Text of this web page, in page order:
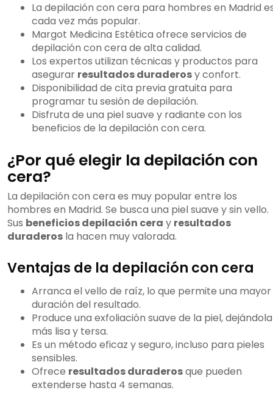
La depilación con cera para hombres en Madrid
cada vez más popular.
Margot Medicina Estética ofrece servicios de
depilación con cera de alta calidad.
Los expertos utilizan técnicas y productos para
asegurar resultados duraderosy confort.
Disponibilidad de cita previa gratuita para
programar tu sesión de depilación.
Disfruta de una piel suave y radiante con los
beneficios de la depilación con cera.
¿Por qué elegir la depilación con
cera?
La depilación con cera es muy popular entre los
hombres en Madrid. Se busca una piel suave y sin vello.
Sus beneficios depilación cera y resultados
duraderos la hacen muy valorada.
Ventajas de la depilación con cera
Arranca el vello de raíz, lo que permite una mayor
duración del resultado.
Produce una exfoliación suave de la piel, dejándola
más lisa y tersa.
Es un método eficaz y seguro, incluso para pieles
sensibles.
Ofrece resultados duraderosque pueden
extenderse hasta 4 semanas.